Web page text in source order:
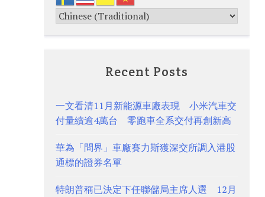
Recent Posts
一文看清11月新能源車廠表現 小米汽車交
付量續逾4萬台 零跑車全系交付再創新高
華為「問界」車廠賽力斯獲深交所調入港股
通標的證券名單
特朗普稱已決定下任聯儲局主席人選 12月